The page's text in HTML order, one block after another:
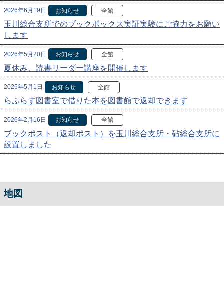
2026年6月19日 お知らせ 全館
玉川総合支所でのブックボックス実証実験にご協力をお願い
します
2026年5月20日 お知らせ 全館
夏休み、読書リーダー講座を開催します
2026年5月1日 お知らせ 全館
らぷらす図書室で借りた本を図書館で返却できます
2026年2月16日 お知らせ 全館
ブックポスト（返却ポスト）を玉川総合支所・砧総合支所に
設置しました
地図